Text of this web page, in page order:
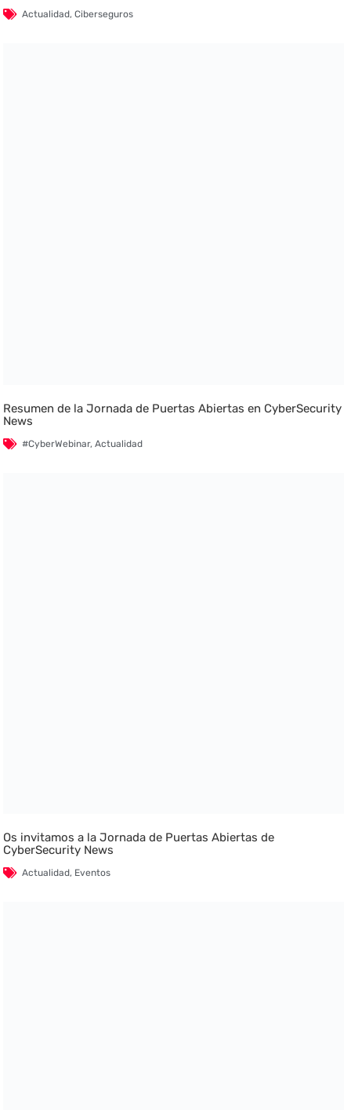
Actualidad,Ciberseguros
Resumen de la Jornada de Puertas Abiertas en CyberSecurity
News
#CyberWebinar,Actualidad
Os invitamos a la Jornada de Puertas Abiertas de
CyberSecurity News
Actualidad, Eventos